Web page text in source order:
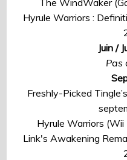
Hyrule Warriors :
Juin /
Pas
Freshly-Picked
Hyrule Warriors
Link's Awakening